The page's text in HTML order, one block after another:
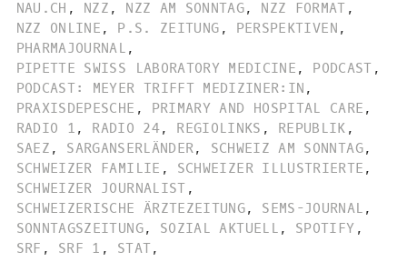
NAU.CH , NZZ , NZZ AM SONNTAG, NZZ FORMAT ,
NZZ ONLINE , P.S. ZEITUNG , PERSPEKTIVEN ,
PHARMAJOURNAL ,
PIPETTE SWISS LABORATORY MEDICINE , PODCAST ,
PODCAST: MEYER TRIFFT MEDIZINER:IN ,
PRAXISDEPESCHE , PRIMARY AND HOSPITAL CARE ,
RADIO 1 , RADIO 24, REGIOLINKS , REPUBLIK ,
SAEZ , SARGANSERLÄNDER, SCHWEIZ AM SONNTAG,
SCHWEIZER FAMILIE , SCHWEIZER ILLUSTRIERTE ,
SCHWEIZER JOURNALIST ,
SCHWEIZERISCHE ÄRZTEZEITUNG, SEMS-JOURNAL ,
SONNTAGSZEITUNG, SOZIAL AKTUELL , SPOTIFY ,
SRF , SRF 1 , STAT,